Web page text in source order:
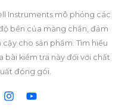
Instruments mô phỏng các
bền của màng chắn, đảm
cho sản phẩm. Tìm hiểu
kiểm tra này đối với chất
đóng gói.